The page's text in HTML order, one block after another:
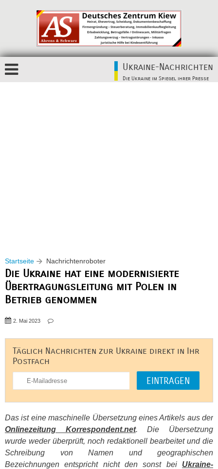
Ukraine-Nachrichten
Die Ukraine im Spiegel ihrer Presse
Startseite Nachrichtenroboter
Die Ukraine hat eine modernisierte
Übertragungsleitung mit Polen in
Betrieb genommen
2. Mai 2023
Täglich Nachrichten zur Ukraine direkt in Ihr
Postfach
Das ist eine maschinelle Übersetzung eines Artikels aus der
Onlinezeitung Korrespondent.net. Die Übersetzung
wurde weder überprüft, noch redaktionell bearbeitet und die
Schreibung von Namen und geographischen
Bezeichnungen entspricht nicht den sonst bei Ukraine-